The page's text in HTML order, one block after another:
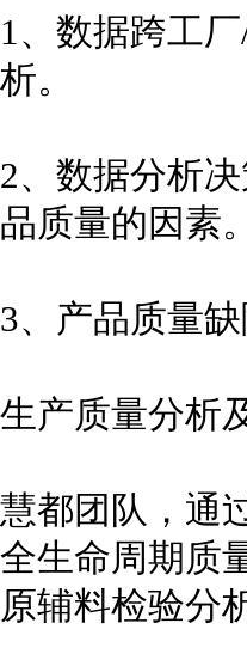
1、数据跨工
析。
2、数据分析
品质量的因素。
3、产品质量
生产质量分析
慧都团队，通
全生命周期质
原辅料检验分